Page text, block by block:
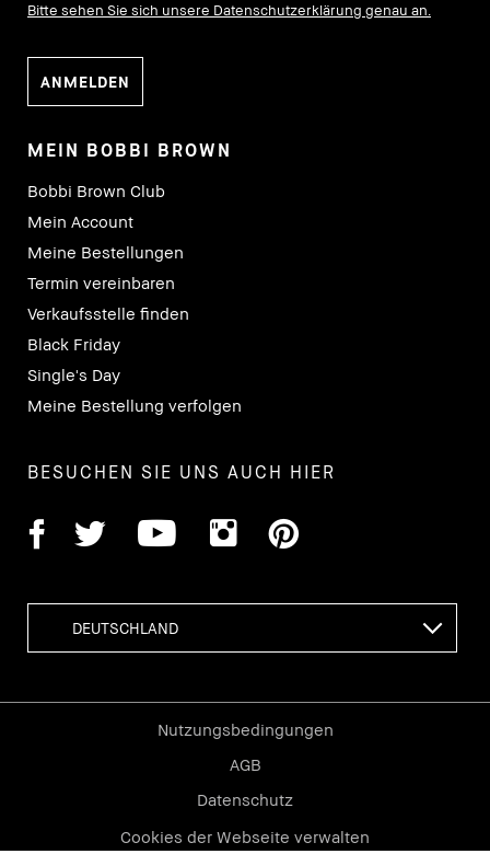
Bitte sehen Sie sich unsere Datenschutzerklärung genau an.
MEIN BOBBI BROWN
Bobbi Brown Club
Mein Account
Meine Bestellungen
Termin vereinbaren
Verkaufsstelle finden
Black Friday
Single's Day
Meine Bestellung verfolgen
BESUCHEN SIE UNS AUCH HIER
Nutzungsbedingungen
AGB
Datenschutz
Cookies der Webseite verwalten